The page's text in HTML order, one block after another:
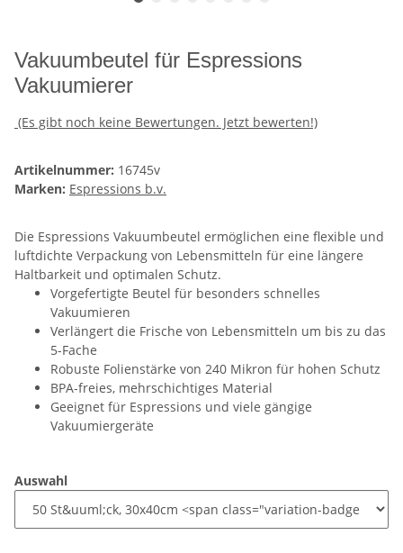
Vakuumbeutel für Espressions
Vakuumierer
(Es gibt noch keine Bewertungen. Jetzt bewerten!)
Artikelnummer: 16745v
Marken: Espressions b.v.
Die Espressions Vakuumbeutel ermöglichen eine flexible und
luftdichte Verpackung von Lebensmitteln für eine längere
Haltbarkeit und optimalen Schutz.
Vorgefertigte Beutel für besonders schnelles
Vakuumieren
Verlängert die Frische von Lebensmitteln um bis zu das
5-Fache
Robuste Folienstärke von 240 Mikron für hohen Schutz
BPA-freies, mehrschichtiges Material
Geeignet für Espressions und viele gängige
Vakuumiergeräte
Auswahl